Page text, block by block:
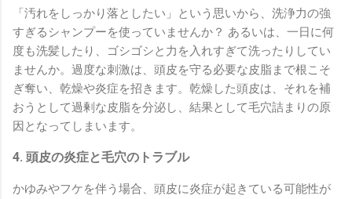
「汚れをしっかり落としたい」という思いから、洗浄力の強
すぎるシャンプーを使っていませんか？ あるいは、一日に何
度も洗髪したり、ゴシゴシと力を入れすぎて洗ったりしてい
ませんか。過度な刺激は、頭皮を守る必要な皮脂まで根こそ
ぎ奪い、乾燥や炎症を招きます。乾燥した頭皮は、それを補
おうとして過剰な皮脂を分泌し、結果として毛穴詰まりの原
因となってしまいます。
4. 頭皮の炎症と毛穴のトラブル
かゆみやフケを伴う場合、頭皮に炎症が起きている可能性が